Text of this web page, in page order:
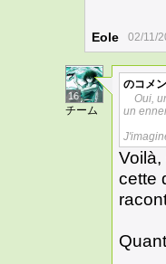
Eole 02/11/
16
チーム
のコメ
Oui,
un
cette